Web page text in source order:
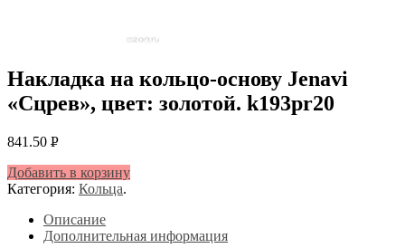
Накладка на кольцо-основу Jenavi
«Сцрев», цвет: золотой. k193pr20
841.50 Р
Добавить в корзину
Категория: Кольца.
Описание
Дополнительная информация